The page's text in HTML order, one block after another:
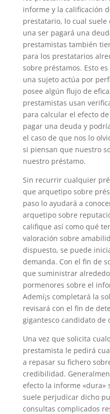
informe y la calificación
prestatario, lo cual suele
una ser pagará una
prestamistas también
para los prestatarios
sobre préstamos. Esto
una sujeto actúa por
posee algún flujo de
prestamistas usan
para calcular el efecto
pagar una deuda y
el caso de que nos lo
si piensan que nuestro
nuestro préstamo.
Sin recurrir cualquier
que arquetipo sobre
paso lo ayudará a
arquetipo sobre
califique así­ como qué
valoración sobre
dispuesto, se puede
demanda. Con el fin de
que suministrar
pormenores sobre el
Ademí¡s completará la
revisará con el fin de
gigantesco candidato de
Una vez que solicita
prestamista le pedirá
a repasar su fichero
credibilidad.
efecto la informe «dura»
suele perjudicar dicho
consultas complicados